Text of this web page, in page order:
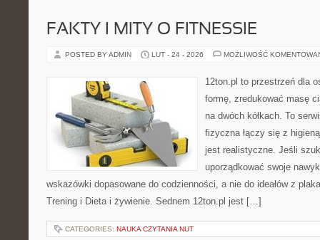
FAKTY I MITY O FITNESSIE
POSTED BY ADMIN LUT - 24 - 2026 MOŻLIWOŚĆ
12ton.pl to przestrzeń dla
formę, zredukować masę
na dwóch kółkach. To
fizyczna łączy się z
jest realistyczne. Jeśli
uporządkować swoje
wskazówki dopasowane do codzienności, a nie do ideałów z
Trening i Dieta i żywienie. Sednem 12ton.pl jest […]
CATEGORIES: NAUKA CZYTANIA NUT